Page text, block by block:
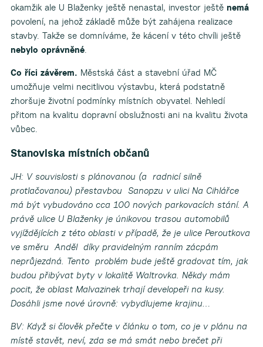
okamžik ale U Blaženky ještě nenastal, investor ještě nemá
povolení, na jehož základě může být zahájena realizace
stavby. Takže se domníváme, že kácení v této chvíli ještě
nebylo oprávněné.
Co říci závěrem. Městská část a stavební úřad MČ
umožňuje velmi necitlivou výstavbu, která podstatně
zhoršuje životní podmínky místních obyvatel. Nehledí
přitom na kvalitu dopravní obslužnosti ani na kvalitu života
vůbec.
Stanoviska místních občanů
JH: V souvislosti s plánovanou (a radnicí silně
protlačovanou) přestavbou Sanopzu v ulici Na Cihlářce
má být vybudováno cca 100 nových parkovacích stání. A
právě ulice U Blaženky je únikovou trasou automobilů
vyjíždějících z této oblasti v případě, že je ulice Peroutkova
ve směru Anděl díky pravidelným ranním zácpám
neprůjezdná. Tento problém bude ještě gradovat tím, jak
budou přibývat byty v lokalitě Waltrovka. Někdy mám
pocit, že oblast Malvazinek trhají developeři na kusy.
Dosáhli jsme nové úrovně: vybydlujeme krajinu…
BV: Když si člověk přečte v článku o tom, co je v plánu na
místě stavět, neví, zda se má smát nebo brečet při